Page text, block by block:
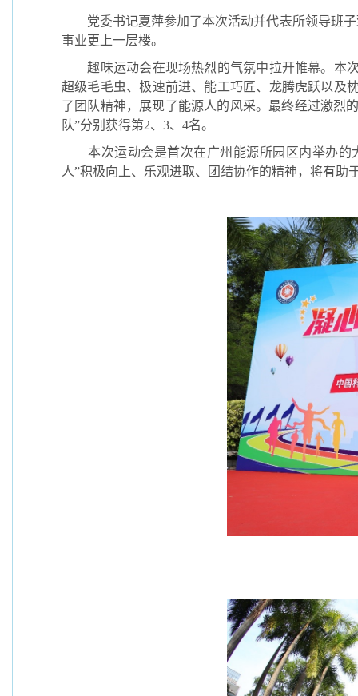
党委书记夏萍参加了本次活动并代表所领导班
事业更上一层楼。
趣味运动会在现场热烈的气氛中拉开帷幕。本
超级毛毛虫、极速前进、能工巧匠、龙腾虎跃以及
了团队精神，展现了能源人的风采。最终经过激烈
队”分别获得第2、 3、 4名。
本次运动会是首次在广州能源所园区内举办
人”积极向上、乐观进取、团结协作的精神，将有助